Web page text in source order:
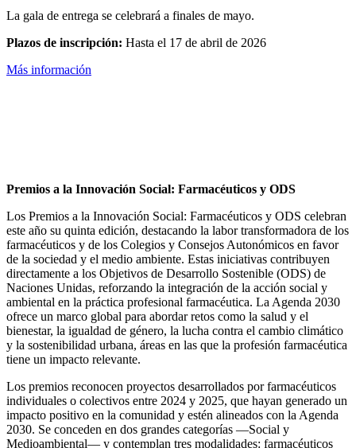
La gala de entrega se celebrará a finales de mayo.
Plazos de inscripción: Hasta el 17 de abril de 2026
Más información
Premios a la Innovación Social: Farmacéuticos y ODS
Los Premios a la Innovación Social: Farmacéuticos y ODS celebran
este año su quinta edición, destacando la labor transformadora de los
farmacéuticos y de los Colegios y Consejos Autonómicos en favor
de la sociedad y el medio ambiente. Estas iniciativas contribuyen
directamente a los Objetivos de Desarrollo Sostenible (ODS) de
Naciones Unidas, reforzando la integración de la acción social y
ambiental en la práctica profesional farmacéutica. La Agenda 2030
ofrece un marco global para abordar retos como la salud y el
bienestar, la igualdad de género, la lucha contra el cambio climático
y la sostenibilidad urbana, áreas en las que la profesión farmacéutica
tiene un impacto relevante.
Los premios reconocen proyectos desarrollados por farmacéuticos
individuales o colectivos entre 2024 y 2025, que hayan generado un
impacto positivo en la comunidad y estén alineados con la Agenda
2030. Se conceden en dos grandes categorías —Social y
Medioambiental— y contemplan tres modalidades: farmacéuticos